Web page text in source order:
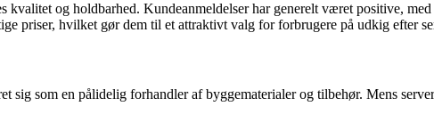
og holdbarhed. Kundeanmeldelser har generelt været positive,
priser, hvilket gør dem til et attraktivt valg for forbrugere på udkig efter
sig som en pålidelig forhandler af byggematerialer og tilbehør. Mens